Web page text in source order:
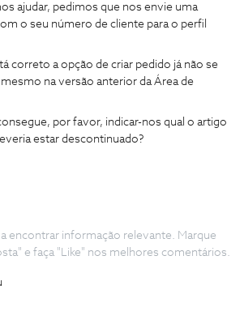
ajudar, pedimos que nos envie uma
o seu número de cliente para o perfil
correto a opção de criar pedido já não se
na versão anterior da Área de
por favor, indicar-nos qual o artigo
estar descontinuado?
encontrar informação relevante. Marque
e faça "Like" nos melhores comentários.